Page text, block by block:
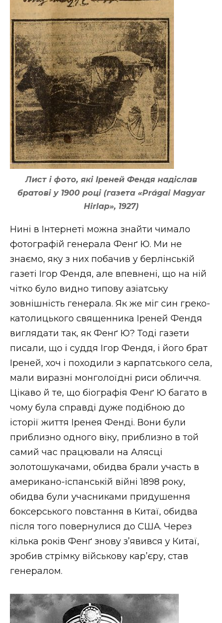
Лист і фото, які Іреней Фендя надіслав
братові у 1900 році (газета «Prágai Magyar
Hirlap», 1927)
Нині в Інтернеті можна знайти чимало
фотографій генерала Фенґ Ю. Ми не
знаємо, яку з них побачив у берлінській
газеті Ігор Фендя, але впевнені, що на ній
чітко було видно типову азіатську
зовнішність генерала. Як же міг син греко-
католицького священника Іреней Фендя
виглядати так, як Фенґ Ю? Тоді газети
писали, що і суддя Ігор Фендя, і його брат
Іреней, хоч і походили з карпатського села,
мали виразні монголоїдні риси обличчя.
Цікаво й те, що біографія Фенґ Ю багато в
чому була справді дуже подібною до
історії життя Іренея Фенді. Вони були
приблизно одного віку, приблизно в той
самий час працювали на Алясці
золотошукачами, обидва брали участь в
американо-іспанській війні 1898 року,
обидва були учасниками придушення
боксерського повстання в Китаї, обидва
після того повернулися до США. Через
кілька років Фенґ знову з’явився у Китаї,
зробив стрімку військову кар’єру, став
генералом.